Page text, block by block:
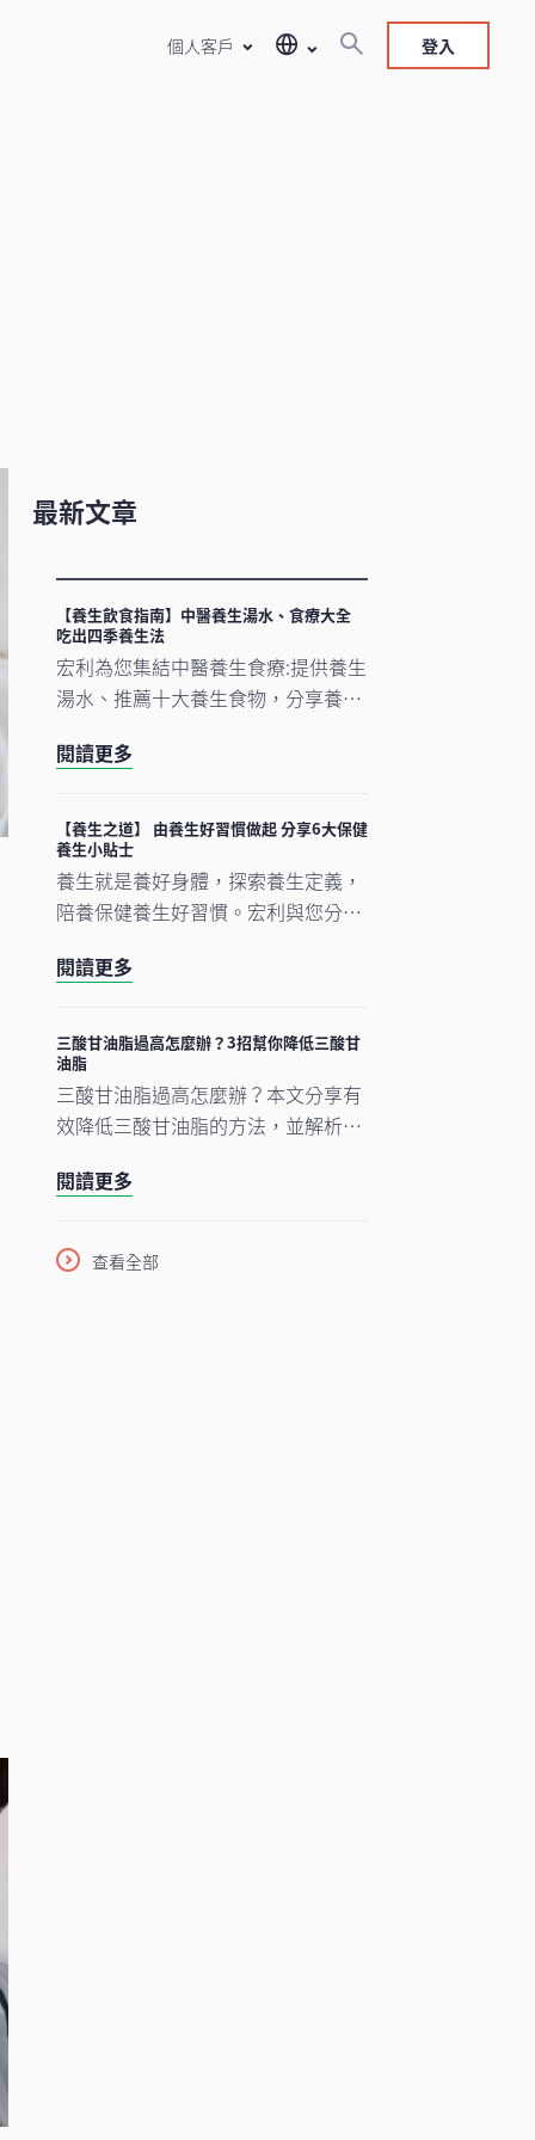
個人客戶 登入
最新文章
【養生飲食指南】中醫養生湯水、食療大全
吃出四季養生法
宏利為您集結中醫養生食療:提供養生
湯水、推薦十大養生食物，分享養生
補，助您以養生食物保健，調和四季
閱讀更多
【養生之道】 由養生好習慣做起 分享6大保健
養生小貼士
養生就是養好身體，探索養生定義，
陪養保健養生好習慣。宏利與您分享
方法，將養生融入生活習慣，從內外
閱讀更多
三酸甘油脂過高怎麼辦？3招幫你降低三酸甘
油脂
三酸甘油脂過高怎麼辦？本文分享有
效降低三酸甘油脂的方法，並解析常
幫助你掌握血脂管理、遠離心血管疾
閱讀更多
查看全部